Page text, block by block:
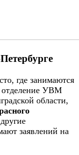
где занимаются
отделение УВМ
области,
заявлений на